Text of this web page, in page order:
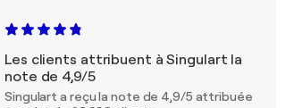
Les clients attribuent à Singulart la
note de 4,9/5
Singulart a reçu la note de 4,9/5 attribuée